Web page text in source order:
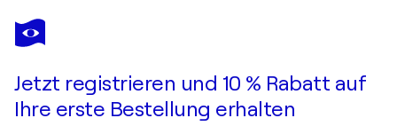
ALICE SUNROSÉ ART
FLOWERS
Jetzt registrieren und 10 % Rabatt auf
Ihre erste Bestellung erhalten